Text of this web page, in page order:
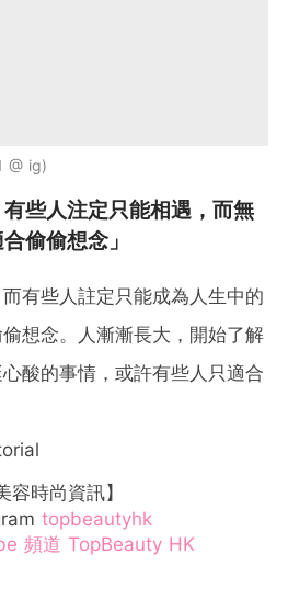
@ ig
有些人注定只能相遇，而無
偷偷想念」
有些人註定只能成為人生中的
想念。人漸漸長大，開始了解
酸的事情，或許有些人只適合
容時尚資訊】
topbeautyhk
頻道 TopBeauty HK